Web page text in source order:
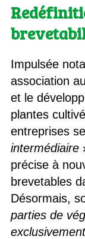
Impulsée
association
et le
plantes
entreprises
intermédiaire
précise à
brevetables
Désormais,
parties de